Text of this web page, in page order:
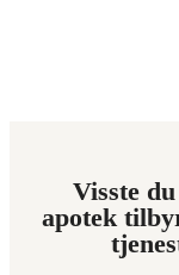
Visste
apotek